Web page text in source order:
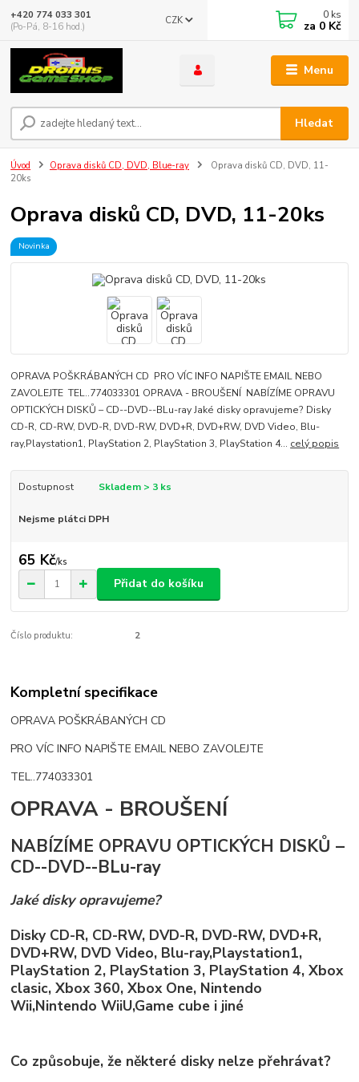
Menu
CZK
Hledat
+420 774 033 301
(Po-Pá, 8-16 hod.)
0 ks
za 0 Kč
Úvod Oprava disků CD, DVD, Blue-ray
Oprava disků CD, DVD, 11-
20ks
Oprava disků CD, DVD, 11-20ks
Novinka
OPRAVA POŠKRÁBANÝCH CD PRO VÍC INFO NAPIŠTE EMAIL NEBO
ZAVOLEJTE TEL..774033301 OPRAVA - BROUŠENÍ NABÍZÍME OPRAVU
OPTICKÝCH DISKŮ – CD--DVD--BLu-ray Jaké disky opravujeme? Disky
CD-R, CD-RW, DVD-R, DVD-RW, DVD+R, DVD+RW, DVD Video, Blu-
ray,Playstation1, PlayStation 2, PlayStation 3, PlayStation 4... celý popis
Dostupnost Skladem > 3 ks
Nejsme plátci DPH
65 Kč/ks
Přidat do košíku
Číslo produktu: 2
Kompletní specifikace
OPRAVA POŠKRÁBANÝCH CD
PRO VÍC INFO NAPIŠTE EMAIL NEBO ZAVOLEJTE
TEL..774033301
OPRAVA - BROUŠENÍ
NABÍZÍME OPRAVU OPTICKÝCH DISKŮ –
CD--DVD--BLu-ray
Jaké disky opravujeme?
Disky CD-R, CD-RW, DVD-R, DVD-RW, DVD+R,
DVD+RW, DVD Video, Blu-ray,Playstation1,
PlayStation 2, PlayStation 3, PlayStation 4, Xbox
clasic, Xbox 360, Xbox One, Nintendo
Wii,Nintendo WiiU,Game cube i jiné
Co způsobuje, že některé disky nelze přehrávat?